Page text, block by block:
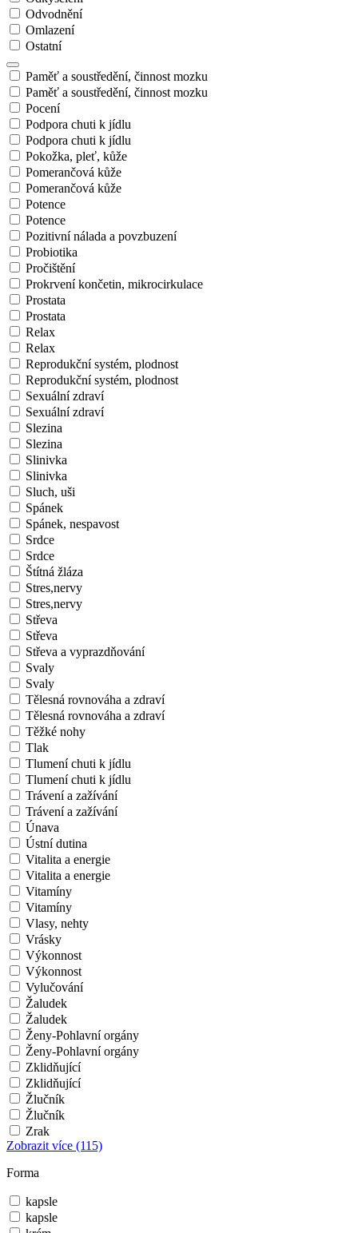
Odvodnění
Omlazení
Ostatní
Paměť a soustředění, činnost mozku
Paměť a soustředění, činnost mozku
Pocení
Podpora chuti k jídlu
Podpora chuti k jídlu
Pokožka, pleť, kůže
Pomerančová kůže
Pomerančová kůže
Potence
Potence
Pozitivní nálada a povzbuzení
Probiotika
Pročištění
Prokrvení končetin, mikrocirkulace
Prostata
Prostata
Relax
Relax
Reprodukční systém, plodnost
Reprodukční systém, plodnost
Sexuální zdraví
Sexuální zdraví
Slezina
Slezina
Slinivka
Slinivka
Sluch, uši
Spánek
Spánek, nespavost
Srdce
Srdce
Štítná žláza
Stres,nervy
Stres,nervy
Střeva
Střeva
Střeva a vyprazdňování
Svaly
Svaly
Tělesná rovnováha a zdraví
Tělesná rovnováha a zdraví
Těžké nohy
Tlak
Tlumení chuti k jídlu
Tlumení chuti k jídlu
Trávení a zažívání
Trávení a zažívání
Únava
Ústní dutina
Vitalita a energie
Vitalita a energie
Vitamíny
Vitamíny
Vlasy, nehty
Vrásky
Výkonnost
Výkonnost
Vylučování
Žaludek
Žaludek
Ženy-Pohlavní orgány
Ženy-Pohlavní orgány
Zklidňující
Zklidňující
Žlučník
Žlučník
Zrak
Zobrazit více (115)
Forma
kapsle
kapsle